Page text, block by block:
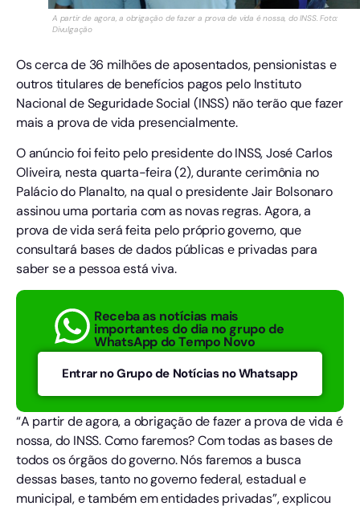
A partir de agora, a obrigação de fazer a prova de vida é nossa, do INSS. Foto:
Divulgação
Os cerca de 36 milhões de aposentados, pensionistas e
outros titulares de benefícios pagos pelo Instituto
Nacional de Seguridade Social (INSS) não terão que fazer
mais a prova de vida presencialmente.
O anúncio foi feito pelo presidente do INSS, José Carlos
Oliveira, nesta quarta-feira (2), durante cerimônia no
Palácio do Planalto, na qual o presidente Jair Bolsonaro
assinou uma portaria com as novas regras. Agora, a
prova de vida será feita pelo próprio governo, que
consultará bases de dados públicas e privadas para
saber se a pessoa está viva.
Receba as notícias mais
importantes do dia no grupo de
WhatsApp do Tempo Novo
Entrar no Grupo de Notícias no Whatsapp
“A partir de agora, a obrigação de fazer a prova de vida é
nossa, do INSS. Como faremos? Com todas as bases de
todos os órgãos do governo. Nós faremos a busca
dessas bases, tanto no governo federal, estadual e
municipal, e também em entidades privadas”, explicou